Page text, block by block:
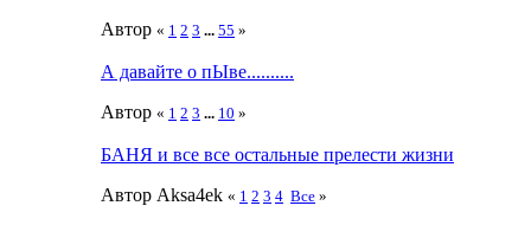
Автор « 1 2 3 ... 55 »
А давайте о пЫве..........
Автор « 1 2 3 ... 10 »
БАНЯ и все все остальные прелести жизни
Автор Aksa4ek « 1 2 3 4 Все »